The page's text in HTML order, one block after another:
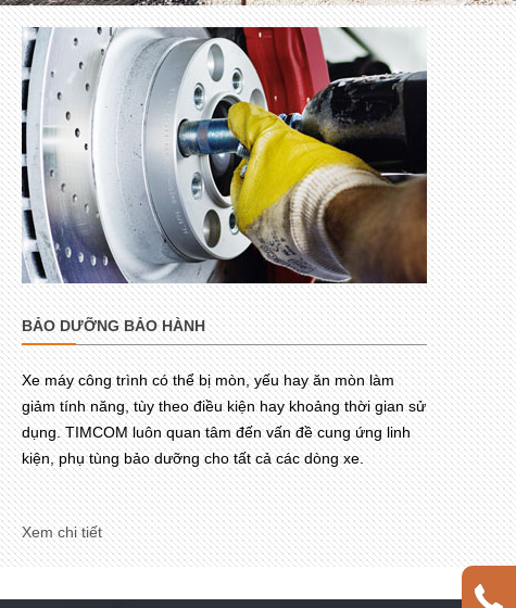
BẢO DƯỠNG BẢO HÀNH
Xe máy công trình có thể bị mòn, yếu hay ăn mòn làm
giảm tính năng, tùy theo điều kiện hay khoảng thời gian sử
dụng. TIMCOM luôn quan tâm đến vấn đề cung ứng linh
kiện, phụ tùng bảo dưỡng cho tất cả các dòng xe.
Xem chi tiết